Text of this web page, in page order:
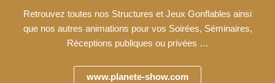
Retrouvez toutes nos Structures et Jeux Gonflables ainsi
que nos autres animations pour vos Soirées, Séminaires,
Réceptions publiques ou privées …
www.planete-show.com